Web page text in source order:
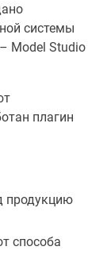
системы
Model Studio
плагин
продукцию
способа